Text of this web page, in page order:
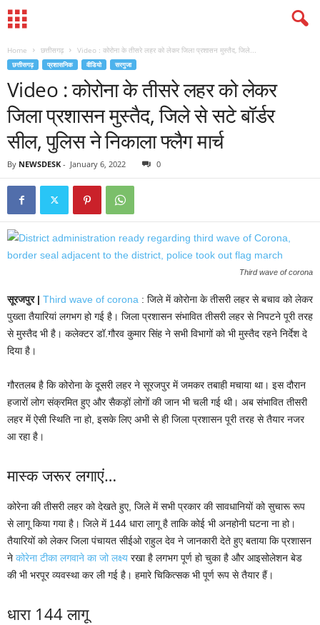
Home छत्तीसगढ़ Video : कोरोना के तीसरे लहर को लेकर जिला प्रशासन मुस्तैद, जिले...
छत्तीसगढ़ प्रशासनिक वीडियो सरगुजा
Video : कोरोना के तीसरे लहर को लेकर
जिला प्रशासन मुस्तैद, जिले से सटे बॉर्डर
सील, पुलिस ने निकाला फ्लैग मार्च
By NEWSDESK - January 6, 2022 0
Third wave of corona
सूरजपुर | Third wave of corona : जिले में कोरोना के तीसरी लहर से बचाव को लेकर
पुख्ता तैयारियां लगभग हो गई है। जिला प्रशासन संभावित तीसरी लहर से निपटने पूरी तरह
से मुस्तैद भी है। कलेक्टर डॉ.गौरव कुमार सिंह ने सभी विभागों को भी मुस्तैद रहने निर्देश दे
दिया है।
गौरतलब है कि कोरोना के दूसरी लहर ने सूरजपुर में जमकर तबाही मचाया था। इस दौरान
हजारों लोग संक्रमित हुए और सैकड़ों लोगों की जान भी चली गई थी। अब संभावित तीसरी
लहर में ऐसी स्थिति ना हो, इसके लिए अभी से ही जिला प्रशासन पूरी तरह से तैयार नजर
आ रहा है।
मास्क जरूर लगाएं…
कोरेना की तीसरी लहर को देखते हुए, जिले में सभी प्रकार की सावधानियों को सुचारू रूप
से लागू किया गया है। जिले में 144 धारा लागू है ताकि कोई भी अनहोनी घटना ना हो।
तैयारियों को लेकर जिला पंचायत सीईओ राहुल देव ने जानकारी देते हुए बताया कि प्रशासन
ने कोरेना टीका लगवाने का जो लक्ष्य रखा है लगभग पूर्ण हो चुका है और आइसोलेशन बेड
की भी भरपूर व्यवस्था कर ली गई है। हमारे चिकित्सक भी पूर्ण रूप से तैयार हैं।
धारा 144 लागू